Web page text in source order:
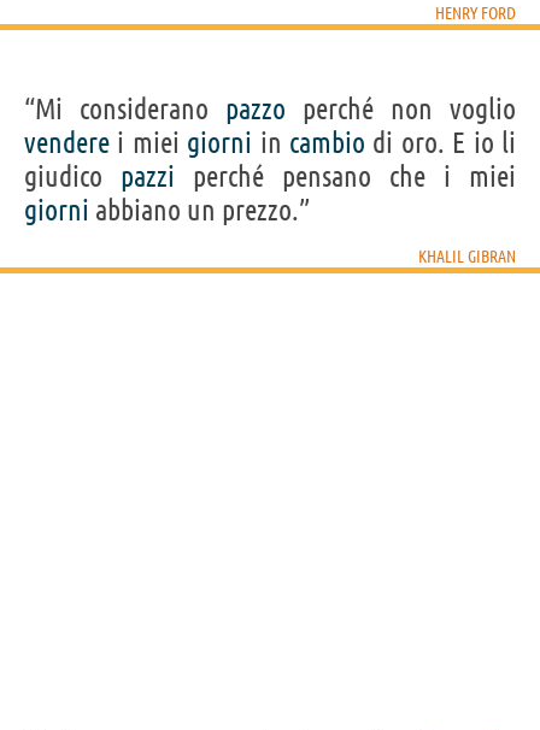
HENRY FORD
“Mi considerano pazzo perché non voglio
vendere i miei giorni in cambio di oro. E io li
giudico pazzi perché pensano che i miei
giorni abbiano un prezzo.”
KHALIL GIBRAN